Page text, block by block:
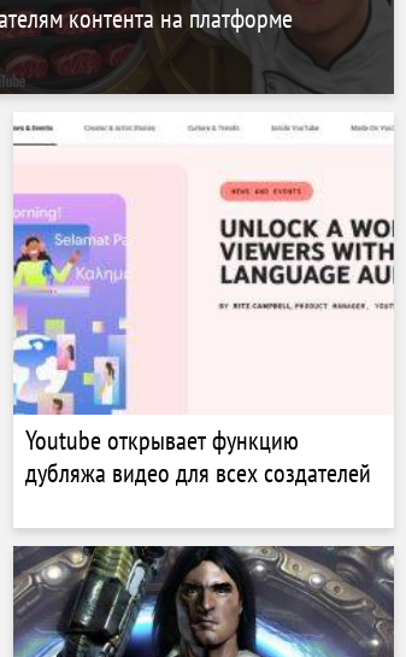
контента на платформе
Youtube открывает функцию
дубляжа видео для всех создателей